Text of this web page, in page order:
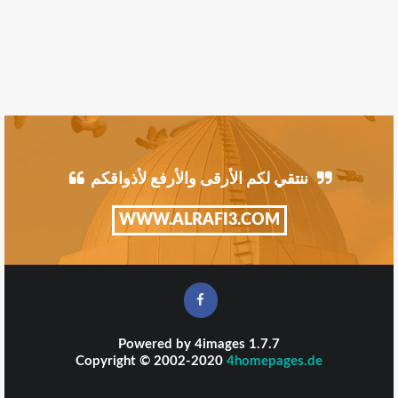
ننتقي لكم الأرقى والأرفع لأذواقكم
WWW.ALRAFI3.COM
Powered by 4images 1.7.7
Copyright © 2002-2020 4homepages.de